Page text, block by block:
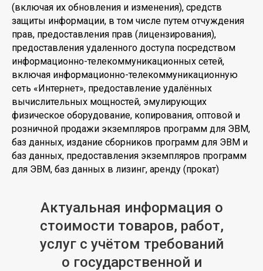
(включая их обновления и изменения), средств
защиты информации, в том числе путем отчуждения
прав, предоставления прав (лицензирования),
предоставления удаленного доступа посредством
информационно-телекоммуникационных сетей,
включая информационно-телекоммуникационную
сеть «Интернет», предоставление удалённых
вычислительных мощностей, эмулирующих
физическое оборудование, копирования, оптовой и
розничной продажи экземпляров программ для ЭВМ,
баз данных, издание сборников программ для ЭВМ и
баз данных, предоставления экземпляров программ
для ЭВМ, баз данных в лизинг, аренду (прокат)
Актуальная информация о
стоимости товаров, работ,
услуг с учётом требований
о государственной и